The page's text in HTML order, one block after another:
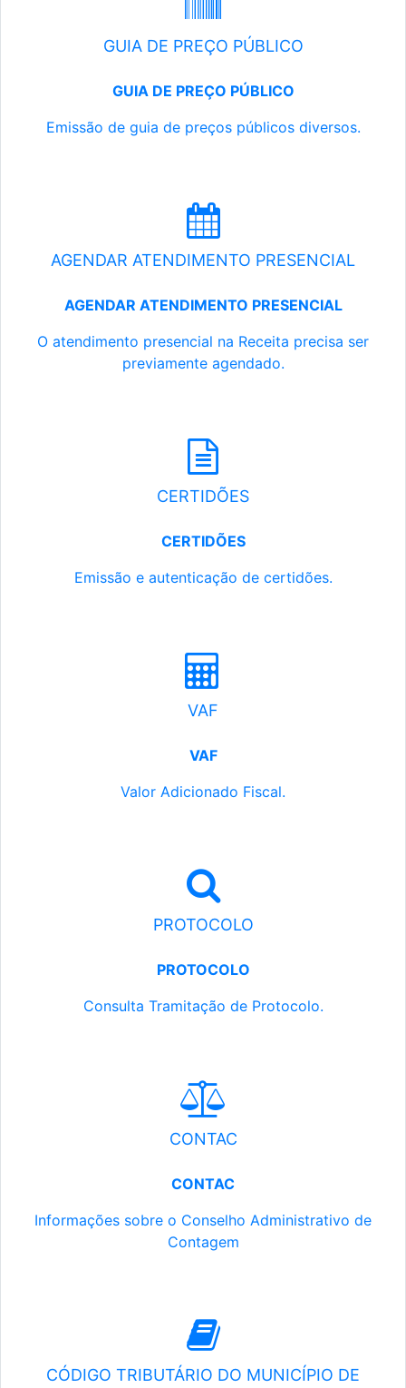
GUIA DE PREÇO PÚBLICO
GUIA DE PREÇO PÚBLICO
Emissão de guia de preços públicos diversos.
AGENDAR ATENDIMENTO PRESENCIAL
AGENDAR ATENDIMENTO PRESENCIAL
O atendimento presencial na Receita precisa ser
previamente agendado.
CERTIDÕES
CERTIDÕES
Emissão e autenticação de certidões.
VAF
VAF
Valor Adicionado Fiscal.
PROTOCOLO
PROTOCOLO
Consulta Tramitação de Protocolo.
CONTAC
CONTAC
Informações sobre o Conselho Administrativo de
Contagem
CÓDIGO TRIBUTÁRIO DO MUNICÍPIO DE